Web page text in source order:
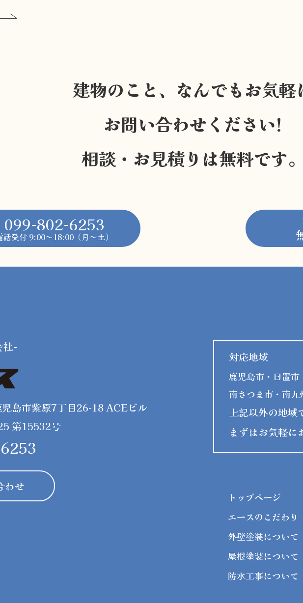
建物のこと、なんでもお気軽
お問い合わせください!
相談・お見積りは無料です
099-802-6253
話受付 9:00～18:00（月～土）
社-
島市紫原7丁目26-18 ACEビル
第15532号
わせ
対応地域
鹿児島市・日置
南さつま市・南
上記以外の地域
まずはお気軽に
トップページ
エースのこだわり
外壁塗装について
屋根塗装について
防水工事について